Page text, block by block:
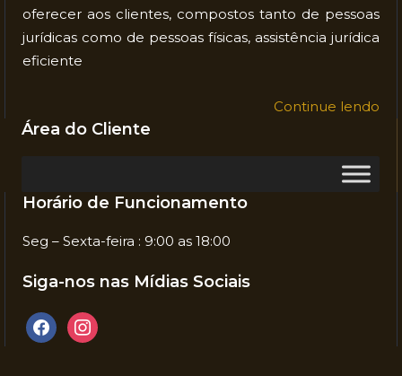
oferecer aos clientes, compostos tanto de pessoas
jurídicas como de pessoas físicas, assistência jurídica
eficiente
Continue lendo
Área do Cliente
Horário de Funcionamento
Seg – Sexta-feira : 9:00 as 18:00
Siga-nos nas Mídias Sociais